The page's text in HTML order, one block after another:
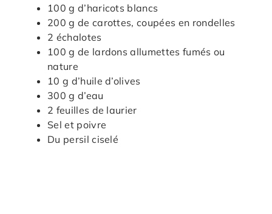
100 g d’haricots blancs
200 g de carottes, coupées en rondelles
2 échalotes
100 g de lardons allumettes fumés ou
nature
10 g d’huile d’olives
300 g d’eau
2 feuilles de laurier
Sel et poivre
Du persil ciselé